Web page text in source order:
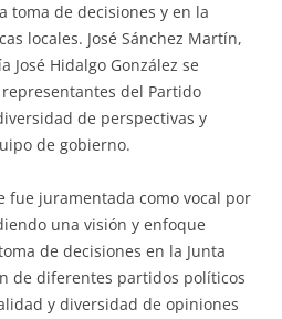
toma de decisiones y en la
locales. José Sánchez Martín,
José Hidalgo González se
del Partido
de perspectivas y
de gobierno.
fue juramentada como vocal por
una visión y enfoque
de decisiones en la Junta
de diferentes partidos políticos
y diversidad de opiniones